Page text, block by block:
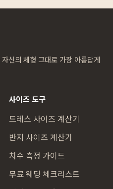
신의 체형 그대로 가장 아름답게
사이즈 도구
드레스 사이즈 계산기
반지 사이즈 계산기
치수 측정 가이드
무료 웨딩 체크리스트